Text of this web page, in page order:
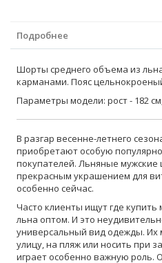
Подробнее
Шорты среднего объема из
карманами. Пояс
Параметры модели: рост - 182
В разгар весенне-летнего
приобретают особую
покупателей. Льняные
прекрасным украшением для
особенно сейчас.
Часто клиенты ищут где
льна оптом. И это
универсальный вид одежды. Их
улицу, на пляж или носить при
играет особенно важную роль.